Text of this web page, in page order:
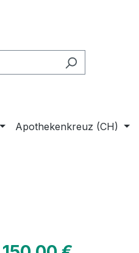
Apothekenkreuz (CH)
Regulärer Preis: